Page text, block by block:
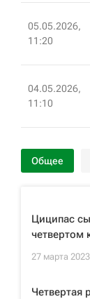
05.05.2026,
11:20
04.05.2026,
11:10
Общее
Циципас
четвертом
27 марта 2023
Четвертая